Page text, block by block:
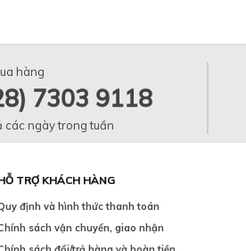
hàng
7303 9118
các ngày trong tuần
TRỢ KHÁCH HÀNG
định và hình thức thanh toán
sách vận chuyển, giao nhận